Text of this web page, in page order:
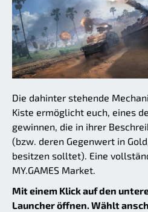
Die dahinter stehende
Kiste ermöglicht euch, eines
gewinnen, die in ihrer
(bzw. deren Gegenwert in
besitzen solltet). Eine
MY.GAMES Market.
Mit einem Klick auf den
Launcher öffnen. Wählt